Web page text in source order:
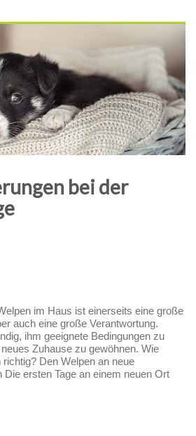
bei der
im Haus ist einerseits eine große
auch eine große Verantwortung.
ihm geeignete Bedingungen zu
Zuhause zu gewöhnen. Wie
Den Welpen an neue
Die ersten Tage an einem neuen Ort